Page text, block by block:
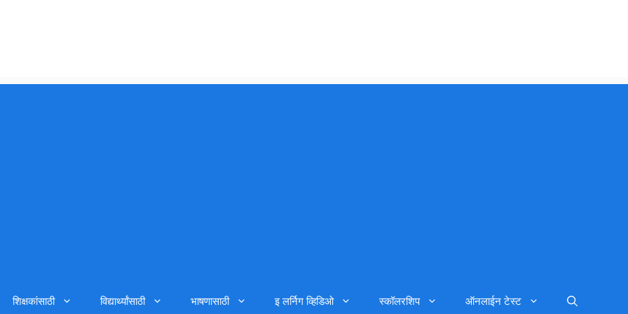
शिक्षकांसाठी विद्यार्थ्यांसाठी भाषणासाठी इ लर्निग व्हिडिओ स्कॉलरशिप ऑनलाईन टेस्ट